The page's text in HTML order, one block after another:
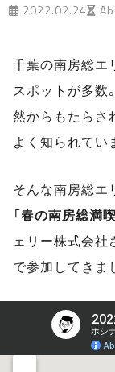
2022.02.24
千葉の南房総エ
スポットが多数
然からもたらさ
よく知られてい
そんな南房総エ
「春の南房総満
ェリー株式会社
で参加してきま